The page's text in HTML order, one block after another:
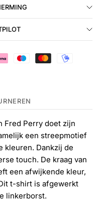
Fred Perry doet zijn
een streepmotief
kleuren. Dankzij de
touch. De kraag van
een afwijkende kleur,
t-shirt is afgewerkt
linkerborst.